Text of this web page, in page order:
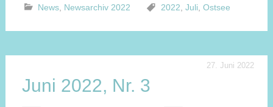
News, Newsarchiv 2022 2022 Juli Ostsee
27. Juni 2022
Juni 2022, Nr. 3